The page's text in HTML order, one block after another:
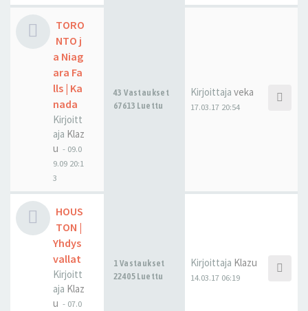
TORO
NTO j
a Niag
ara Fa
lls | Ka
nada
Kirjoitt
aja Klaz
u - 09.0
9.09 20:1
3
43 Vastaukset
67613 Luettu
Kirjoittaja veka
17.03.17 20:54
HOUS
TON |
Yhdys
vallat
Kirjoitt
aja Klaz
u - 07.0
1 Vastaukset
22405 Luettu
Kirjoittaja Klazu
14.03.17 06:19